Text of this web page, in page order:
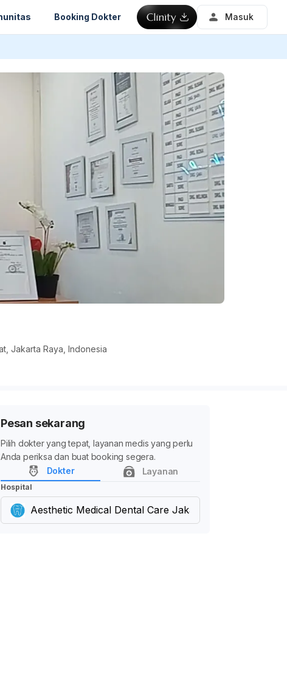
Booking Dokter Masuk
Jakarta Raya, Indonesia
Pesan sekarang
Pilih dokter yang tepat, layanan medis yang perlu
Anda periksa dan buat booking segera.
Dokter
Layanan
Hospital